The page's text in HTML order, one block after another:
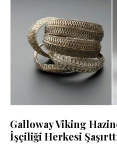
Galloway Viking
İşçiliği Herkesi